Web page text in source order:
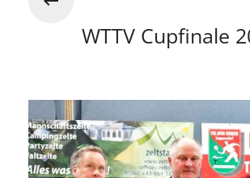
WTTV Cupfinale